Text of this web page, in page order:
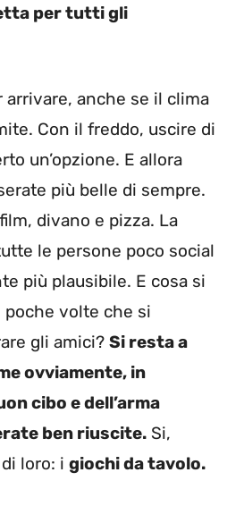
per tutti gli
arrivare, anche se il clima
Con il freddo, uscire di
un’opzione. E allora
più belle di sempre.
divano e pizza. La
le persone poco social
più plausibile. E cosa si
volte che si
gli amici? Si resta a
ovviamente, in
cibo e dell’arma
ben riuscite. Si,
loro: i giochi da tavolo.